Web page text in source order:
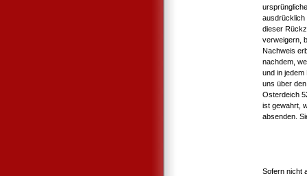
ausdrücklich
dieser
verweigern,
Nachweis
nachdem,
und in jedem
uns über
Osterdeich
ist gewahrt,
absenden.
Sofern nicht